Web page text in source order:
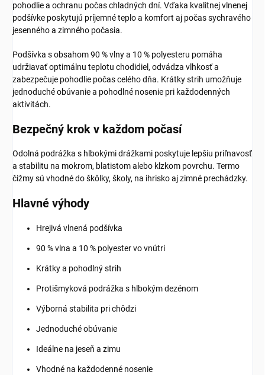
pohodlie a ochranu počas chladných dní. Vďaka kvalitnej vlnenej
podšívke poskytujú príjemné teplo a komfort aj počas sychravého
jesenného a zimného počasia.
Podšívka s obsahom 90 % vlny a 10 % polyesteru pomáha
udržiavať optimálnu teplotu chodidiel, odvádza vlhkosť a
zabezpečuje pohodlie počas celého dňa. Krátky strih umožňuje
jednoduché obúvanie a pohodlné nosenie pri každodenných
aktivitách.
Bezpečný krok v každom počasí
Odolná podrážka s hlbokými drážkami poskytuje lepšiu priľnavosť
a stabilitu na mokrom, blatistom alebo klzkom povrchu. Termo
čižmy sú vhodné do škôlky, školy, na ihrisko aj zimné prechádzky.
Hlavné výhody
Hrejivá vlnená podšívka
90 % vlna a 10 % polyester vo vnútri
Krátky a pohodlný strih
Protišmyková podrážka s hlbokým dezénom
Výborná stabilita pri chôdzi
Jednoduché obúvanie
Ideálne na jeseň a zimu
Vhodné na každodenné nosenie